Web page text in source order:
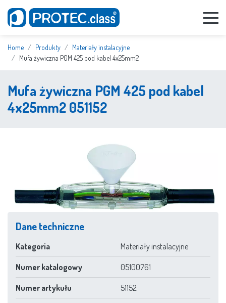
Home Produkty
Materiały instalacyjne
Mufa żywiczna PGM 425 pod kabel 4x25mm2
Mufa żywiczna PGM 425 pod kabel
4x25mm2 051152
Dane techniczne
Kategoria Materiały instalacyjne
Numer katalogowy 05100761
Numer artykułu 51152